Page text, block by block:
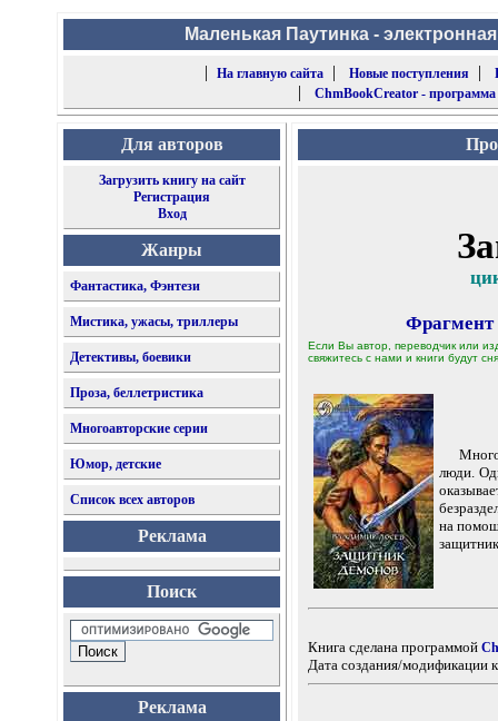
Маленькая Паутинка -
|
На главную сайта| Новые поступления |
| ChmBookCreator -
Для авторов
Загрузить книгу на сайт
Регистрация
Вход
Жанры
Фантастика, Фэнтези
Мистика, ужасы, триллеры
Детективы, боевики
Проза, беллетристика
Многоавторские серии
Юмор, детские
Список всех авторов
Реклама
Поиск
Реклама
Фрагмент
Если Вы автор, переводчик или
свяжитесь с нами и книги будут
Много
люди.
на
Книга сделана программой
Дата создания/модификации